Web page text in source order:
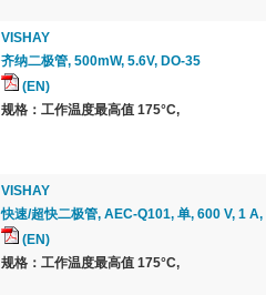
VISHAY
齐纳二极管, 500mW, 5.6V, DO-35
(EN)
规格：工作温度最高值 175°C,
VISHAY
快速/超快二极管, AEC-Q101, 单, 600 V, 1
(EN)
规格：工作温度最高值 175°C,